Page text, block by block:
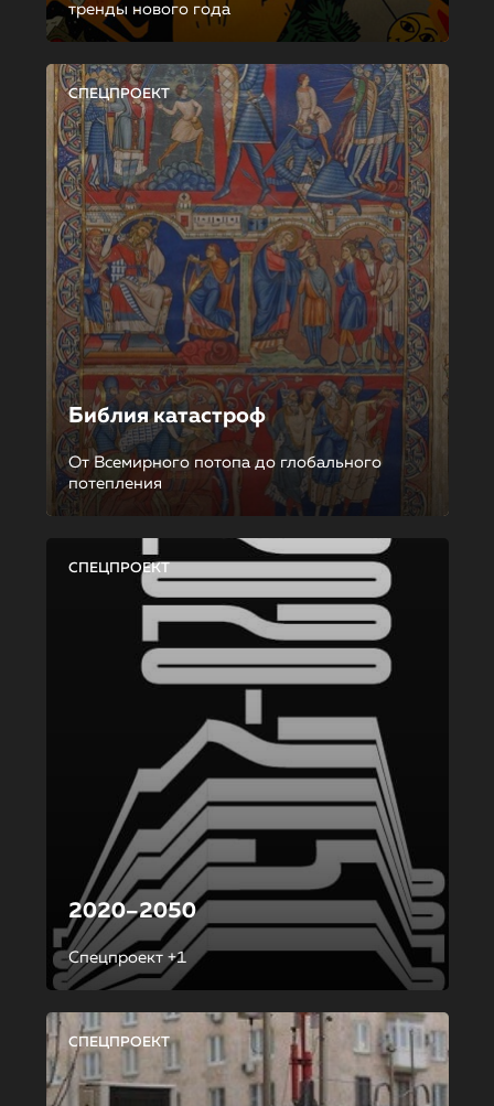
тренды нового года
СПЕЦПРОЕКТ
Библия катастроф
От Всемирного потопа до глобального
потепления
СПЕЦПРОЕКТ
2020–2050
Спецпроект +1
СПЕЦПРОЕКТ